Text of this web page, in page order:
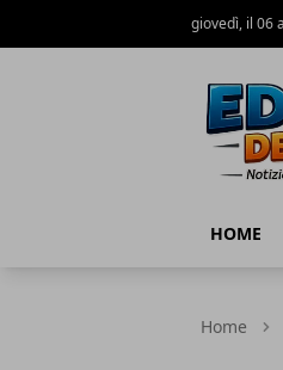
giovedì, il 06
HOME
Home